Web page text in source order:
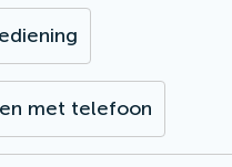
met telefoon